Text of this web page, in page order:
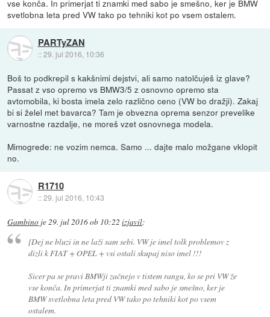
vse konča. In primerjat ti znamki med sabo je smešno, ker je BMW
svetlobna leta pred VW tako po tehniki kot po vsem ostalem.
PARTyZAN
::29. jul 2016, 10:36
Boš to podkrepil s kakšnimi dejstvi, ali samo natolčuješ iz glave?
Passat z vso opremo vs BMW3/5 z osnovno opremo sta
avtomobila, ki bosta imela zelo različno ceno (VW bo dražji). Zakaj
bi si želel met bavarca? Tam je obvezna oprema senzor prevelike
varnostne razdalje, ne moreš vzet osnovnega modela.
Mimogrede: ne vozim nemca. Samo ... dajte malo možgane vklopit
no.
R1710
::29. jul 2016, 10:43
Gambino je 29. jul 2016 ob 10:22 izjavil:
[Dej ne bluzi in ne laži sam sebi. VW je imel tolk problemov z
dizli k FIAT + OPEL + vsi ostali skupaj niso imel !!!
Sicer pa se pravi BMWji začnejo v tistem rangu, ko se pri VW že
vse konča. In primerjat ti znamki med sabo je smešno, ker je
BMW svetlobna leta pred VW tako po tehniki kot po vsem
ostalem.